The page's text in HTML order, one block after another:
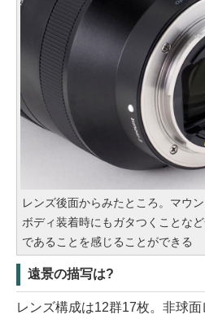
レンズ後面からみたところ。マウ
ボディ装着時にもガタつくことな
であることを感じることができる
遠景の描写は?
レンズ構成は12群17枚。非球